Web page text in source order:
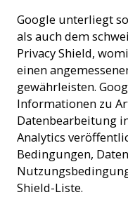
Google unterliegt
als auch dem
Privacy Shield,
einen
gewährleisten.
Informationen zu
Datenbearbeitung
Analytics
Bedingungen,
Shield-Liste.